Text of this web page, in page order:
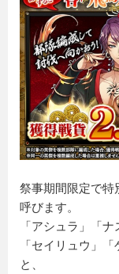
祭事期間限定で特
呼びます。
「アシュラ」「
「セイリュウ」
と、